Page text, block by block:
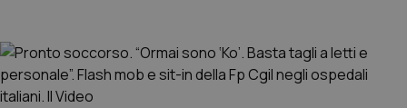
Cronache